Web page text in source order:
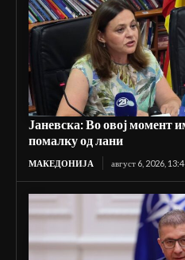
Јаневска: Во овој момент
помалку од лани
МАКЕДОНИЈА август 6, 2026,